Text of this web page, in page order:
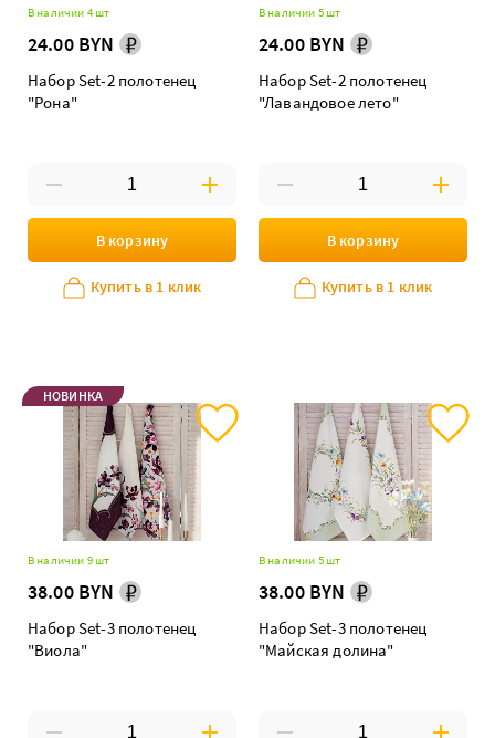
В наличии 4 шт
24.00 BYN
Набор Set-2 полотенец
"Рона"
В корзину
Купить в 1 клик
В наличии 5 шт
24.00 BYN
Набор Set-2 полотенец
"Лавандовое лето"
В корзину
Купить в 1 клик
НОВИНКА
В наличии 9 шт
38.00 BYN
Набор Set-3 полотенец
"Виола"
В наличии 5 шт
38.00 BYN
Набор Set-3 полотенец
"Майская долина"